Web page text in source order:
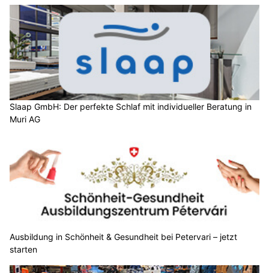
Slaap GmbH: Der perfekte Schlaf mit individueller Beratung in
Muri AG
Ausbildung in Schönheit & Gesundheit bei Petervari – jetzt
starten